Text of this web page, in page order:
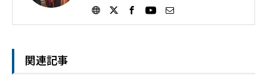
『フィボナッチ大事典』『ギャン大事典』『時
関連記事